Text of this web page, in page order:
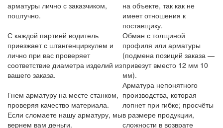
арматуры лично с заказчиком,
поштучно.
на объекте, так как не
имеет отношения к
поставщику.
С каждой партией водитель
приезжает с штангенциркулем и
лично при вас проверяет
соответствие диаметра изделий из
вашего заказа.
Обман с толщиной
профиля или арматуры
(подмена позиций заказа —
привезут вместо 12 мм 10
мм).
Гнем арматуру на месте станком,
проверяя качество материала.
Если сломаете нашу арматуру, мы
вернем вам деньги.
Арматура непонятного
производства, которая
лопнет при гибке; просчёты
в размере продукции,
сложности в возврате